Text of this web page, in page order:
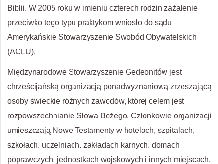
Biblii. W 2005 roku w imieniu czterech rodzin zażalenie
przeciwko tego typu praktykom wniosło do sądu
Amerykańskie Stowarzyszenie Swobód Obywatelskich
(ACLU).
Międzynarodowe Stowarzyszenie Gedeonitów jest
chrześcijańską organizacją ponadwyznaniową zrzeszającą
osoby świeckie różnych zawodów, której celem jest
rozpowszechnianie Słowa Bożego. Członkowie organizacji
umieszczają Nowe Testamenty w hotelach, szpitalach,
szkołach, uczelniach, zakładach karnych, domach
poprawczych, jednostkach wojskowych i innych miejscach.